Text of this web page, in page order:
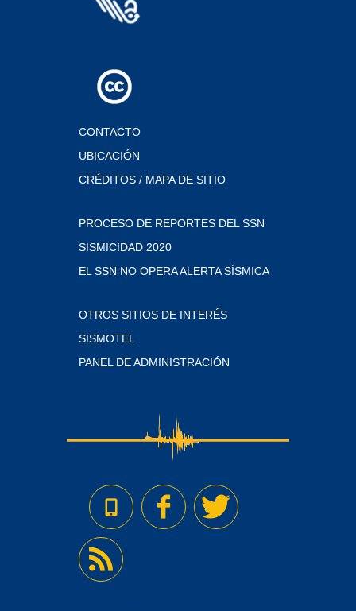
CONTACTO
UBICACIÓN
CRÉDITOS / MAPA DE SITIO
PROCESO DE REPORTES DEL SSN
SISMICIDAD 2020
EL SSN NO OPERA ALERTA SÍSMICA
OTROS SITIOS DE INTERÉS
SISMOTEL
PANEL DE ADMINISTRACIÓN